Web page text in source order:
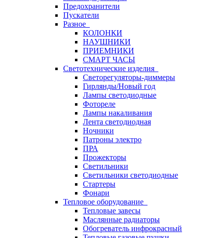
Предохранители
Пускатели
Разное
КОЛОНКИ
НАУШНИКИ
ПРИЕМНИКИ
СМАРТ ЧАСЫ
Светотехнические изделия
Светорегуляторы-диммеры
Гирлянды/Новый год
Лампы светодиодные
Фотореле
Лампы накаливания
Лента светодиодная
Ночники
Патроны электро
ПРА
Прожекторы
Светильники
Светильники светодиодные
Стартеры
Фонари
Тепловое оборудование
Тепловые завесы
Маслянные радиаторы
Обогреватель инфрокрасный